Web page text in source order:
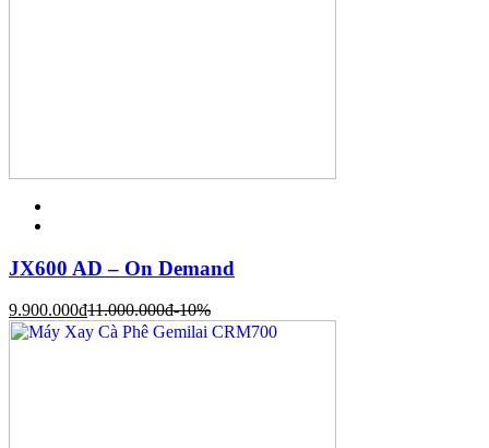
JX600 AD – On Demand
9.900.000đ11.000.000đ-10%